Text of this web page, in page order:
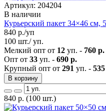
Артикул: 204204
В наличии
Курьерский пакет 34×46 см,
840 р./уп
100 шт./ уп.
Мелкий опт от 12 уп. - 760 р.
Опт от 33 уп. - 690 р.
Крупный опт от 291 уп. -
В корзину
840 р. (100 шт.)